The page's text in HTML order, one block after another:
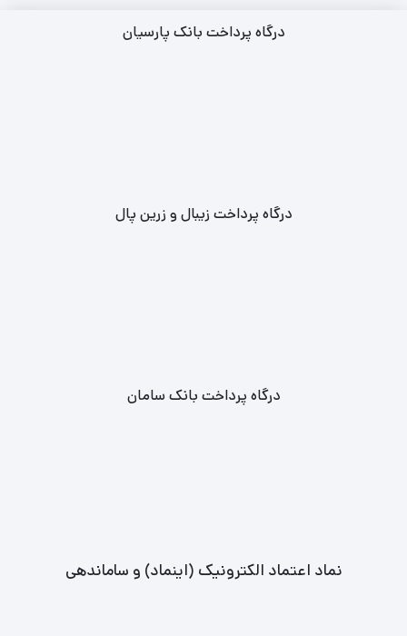
درگاه پرداخت بانک پارسیان
درگاه پرداخت زیبال و زرین پال
درگاه پرداخت بانک سامان
نماد اعتماد الکترونیک (اینماد) و ساماندهی